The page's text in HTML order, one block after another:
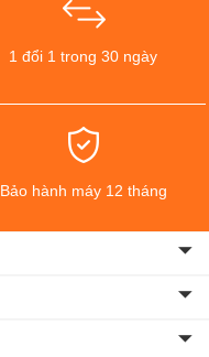
1 đổi 1 trong 30 ngày
Bảo hành máy 12 tháng